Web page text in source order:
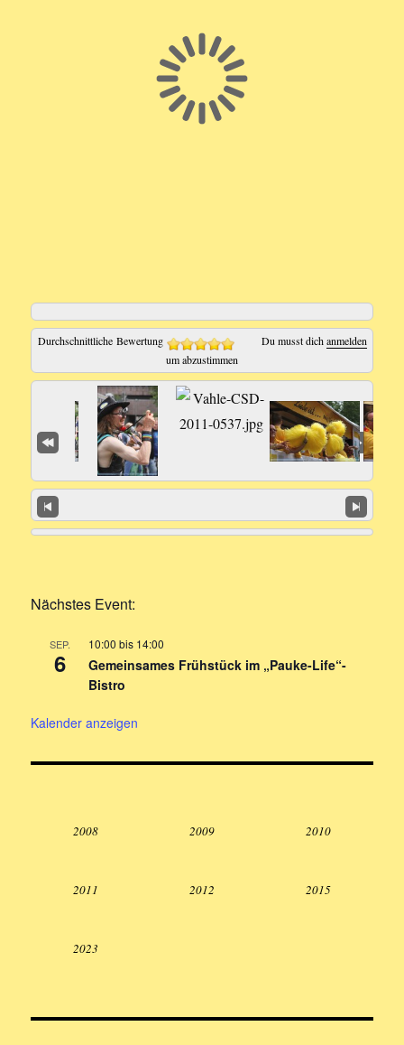
Durchschnittliche Bewertung Du musst dichanmelden
um abzustimmen
Nächstes Event:
SEP.
6
10:00 bis 14:00
Gemeinsames Frühstück im „Pauke-Life“-
Bistro
Kalender anzeigen
2008 2009 2010
2011 2012 2015
2023